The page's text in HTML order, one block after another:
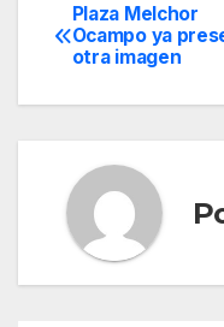
de
Plaza Melchor
Ocampo ya
otra imagen